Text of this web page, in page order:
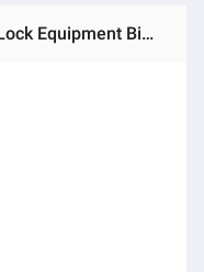
Ratings & Reviews of (Preorder)Western Folding Zinc Alloy Bicycle Lock Motorcycle Riding Portable Anti-theft Lock Equipment Bike Lock Road Bike MTB စက်ဘီးသော့